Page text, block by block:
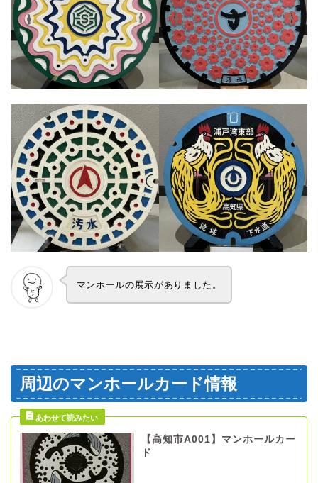
マンホールの展示がありました。
周辺のマンホールカード情報
【高知市A001】マンホールカー
ド